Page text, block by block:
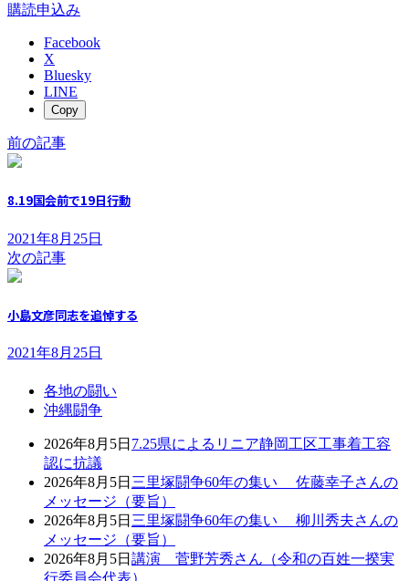
購読申込み
Facebook
X
Bluesky
LINE
Copy
前の記事
8.19国会前で19日行動
2021年8月25日
次の記事
小島文彦同志を追悼する
2021年8月25日
各地の闘い
沖縄闘争
2026年8月5日 7.25県によるリニア静岡工区工事着工容
認に抗議
2026年8月5日 三里塚闘争60年の集い 佐藤幸子さんの
メッセージ（要旨）
2026年8月5日 三里塚闘争60年の集い 柳川秀夫さんの
メッセージ（要旨）
2026年8月5日 講演 菅野芳秀さん（令和の百姓一揆実